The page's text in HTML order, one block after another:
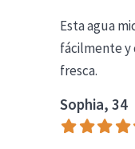
Esta agua
fácilmente y
fresca.
Sophia, 34